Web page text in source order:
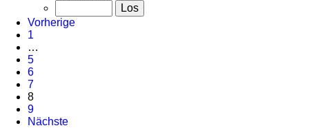
Vorherige
1
…
5
6
7
8
9
Nächste